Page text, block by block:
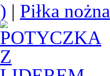
) | Piłka nożna